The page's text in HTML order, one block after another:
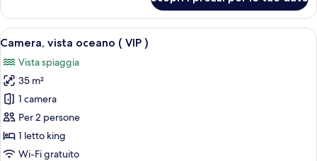
Deluxe,
vista
spiaggia
Apri
tutte
le
foto
per
Camera,
vista
oceano
Una camera d'albergo con un letto,
17
Camera, vista oceano ( VIP )
Vista spiaggia
35 m²
1 camera
Per 2 persone
1 letto king
Wi-Fi gratuito